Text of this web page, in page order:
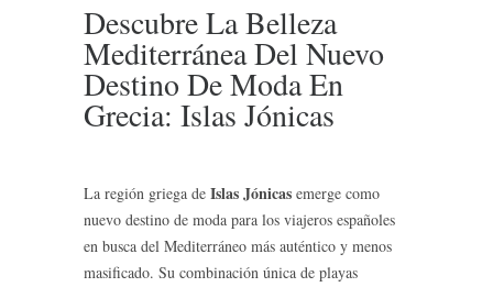
Descubre La Belleza
Mediterránea Del Nuevo
Destino De Moda En
Grecia: Islas Jónicas
La región griega de Islas Jónicas emerge como
nuevo destino de moda para los viajeros españoles
en busca del Mediterráneo más auténtico y menos
masificado. Su combinación única de playas